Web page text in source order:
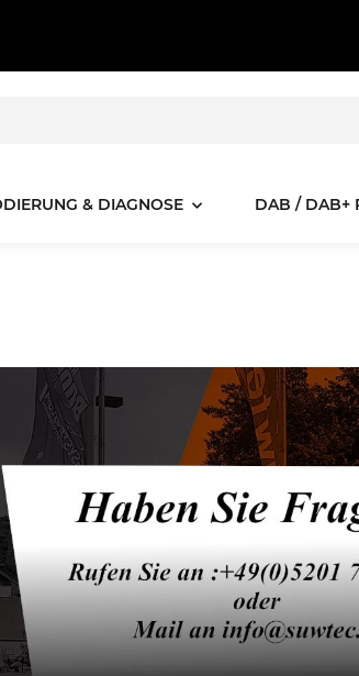
& DIAGNOSE DAB / DAB+